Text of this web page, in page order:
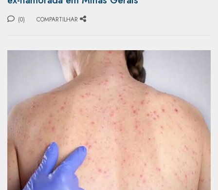
(0) COMPARTILHAR